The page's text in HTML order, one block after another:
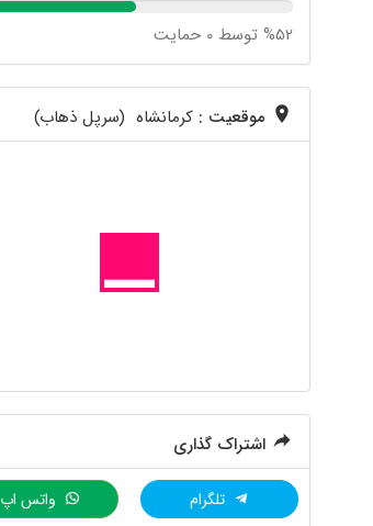
%52 توسط 0 حمایت
موقعیت : کرمانشاه (سرپل ذهاب)
اشتراک گذاری
تلگرام واتس اپ